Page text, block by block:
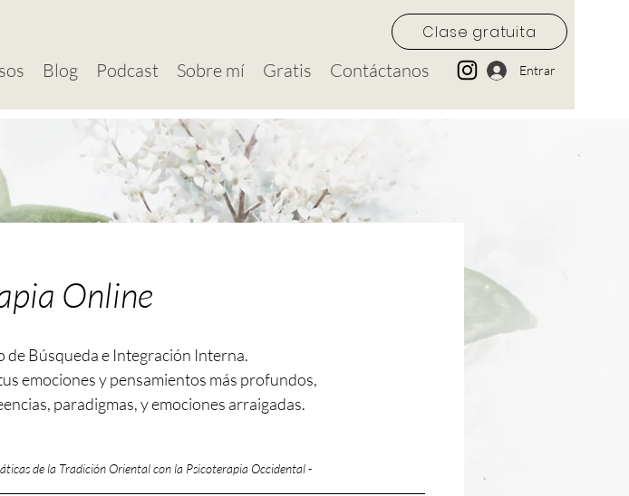
Blog Podcast Sobre mí Gratis Contáctanos Entrar
Clase gratuita
Online
de Búsqueda e Integración Interna.
emociones y pensamientos más profundos,
paradigmas, y emociones arraigadas.
de la Tradición Orientalcon la Psicoterapia Occidental -